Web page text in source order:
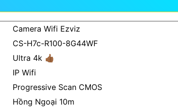
Camera Wifi Ezviz
CS-H7c-R100-8G44WF
Ultra 4k 👍🏾
IP Wifi
Progressive Scan CMOS
Hồng Ngoại 10m